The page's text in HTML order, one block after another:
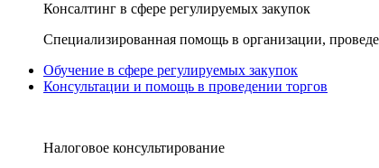
Консалтинг в сфере регулируемых закупок
Специализированная помощь в организации,
Обучение в сфере регулируемых закупок
Консультации и помощь в проведении торгов
Налоговое консультирование